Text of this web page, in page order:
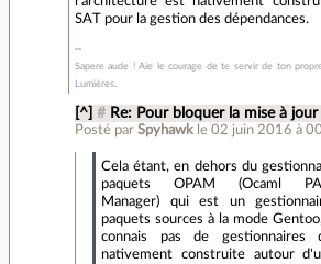
SAT pour la gestion des dépendances.
Sapere aude ! Aie le courage de te servir de ton
Lumières.
[^] # Re: Pour bloquer la mise à jour
Posté parSpyhawk le 02 juin 2016 à
Cela étant, en dehors du
paquets OPAM (Ocaml
Manager) qui est un
paquets sources à la mode
connais pas de gestionnaires
nativement construite autour